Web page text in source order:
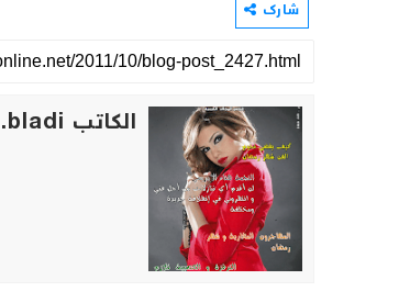
شارك
الكاتب bent.bladi